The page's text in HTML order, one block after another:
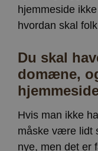
hjemmeside
hvordan skal
Du skal
domæne,
Hvis man ikke
måske være lidt
nye, men det er